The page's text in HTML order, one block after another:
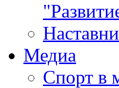
Медиа
Спорт в